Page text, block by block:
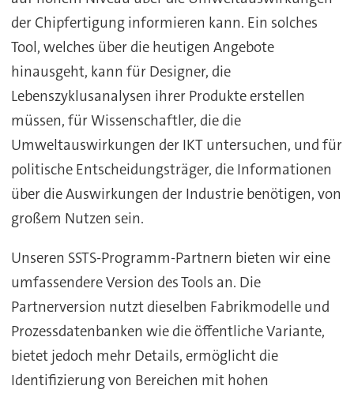
der Chipfertigung informieren kann. Ein solches
Tool, welches über die heutigen Angebote
hinausgeht, kann für Designer, die
Lebenszyklusanalysen ihrer Produkte erstellen
müssen, für Wissenschaftler, die die
Umweltauswirkungen der IKT untersuchen, und für
politische Entscheidungsträger, die Informationen
über die Auswirkungen der Industrie benötigen, von
großem Nutzen sein.
Unseren SSTS-Programm-Partnern bieten wir eine
umfassendere Version des Tools an. Die
Partnerversion nutzt dieselben Fabrikmodelle und
Prozessdatenbanken wie die öffentliche Variante,
bietet jedoch mehr Details, ermöglicht die
Identifizierung von Bereichen mit hohen